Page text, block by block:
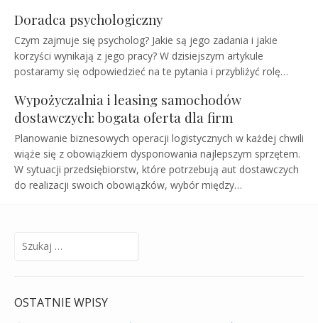
Doradca psychologiczny
Czym zajmuje się psycholog? Jakie są jego zadania i jakie
korzyści wynikają z jego pracy? W dzisiejszym artykule
postaramy się odpowiedzieć na te pytania i przybliżyć rolę…
Wypożyczalnia i leasing samochodów
dostawczych: bogata oferta dla firm
Planowanie biznesowych operacji logistycznych w każdej chwili
wiąże się z obowiązkiem dysponowania najlepszym sprzętem.
W sytuacji przedsiębiorstw, które potrzebują aut dostawczych
do realizacji swoich obowiązków, wybór między…
Szukaj:
OSTATNIE WPISY